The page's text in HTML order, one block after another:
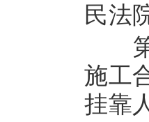
民法
施工
挂靠